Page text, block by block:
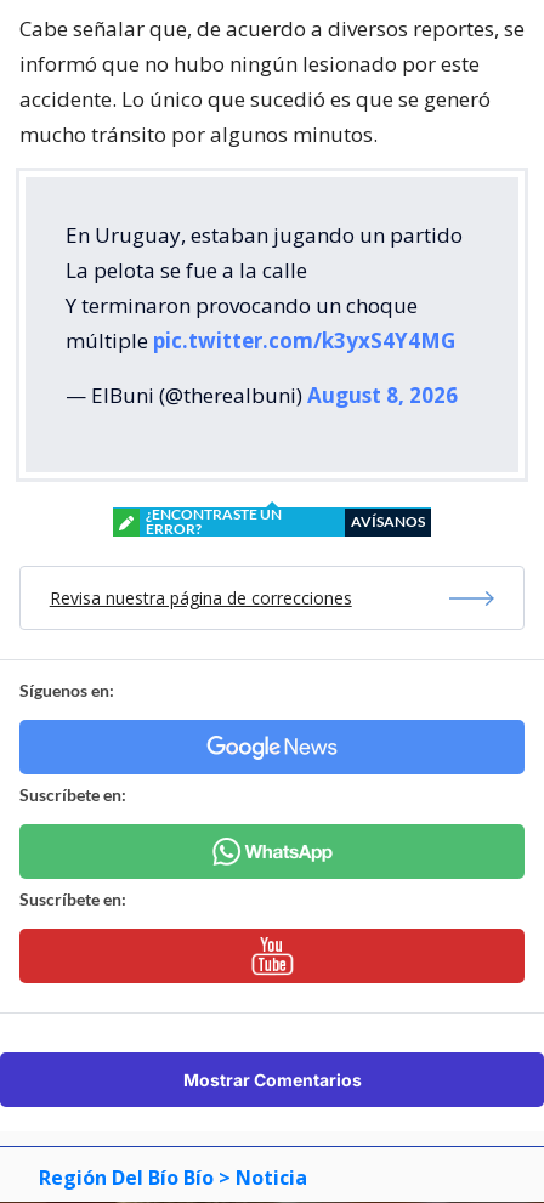
Cabe señalar que, de acuerdo a diversos reportes, se
informó que no hubo ningún lesionado por este
accidente. Lo único que sucedió es que se generó
mucho tránsito por algunos minutos.
En Uruguay, estaban jugando un partido
La pelota se fue a la calle
Y terminaron provocando un choque
múltiple pic.twitter.com/k3yxS4Y4MG
— ElBuni (@therealbuni)August 8, 2026
¿ENCONTRASTE UN
ERROR?
AVÍSANOS
Revisa nuestra página de correcciones
Síguenos en:
Suscríbete en:
Suscríbete en:
Mostrar Comentarios
Región Del Bío Bío > Noticia